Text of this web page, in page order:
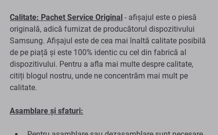
Calitate: Pachet Service Original - afișajul este o piesă
originală, adică furnizat de producătorul dispozitivului
Samsung. Afișajul este de cea mai înaltă calitate posibilă
de pe piață și este 100% identic cu cel din fabrică al
dispozitivului. Pentru a afla mai multe despre calitate,
citiți blogul nostru, unde ne concentrăm mai mult pe
calitate.
Asamblare și sfaturi: